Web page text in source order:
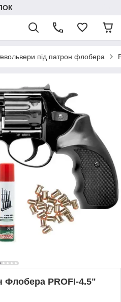
під патрон флобера
Флобера PROFI-4.5"